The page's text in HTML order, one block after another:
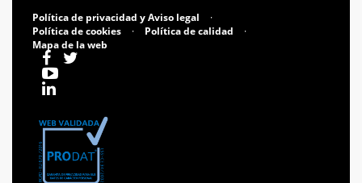
Política de privacidad y Aviso legal
·
Política de cookies
· Política de calidad
·
Mapa de la web